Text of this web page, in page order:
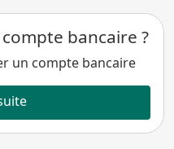
bancaire ?
un compte bancaire